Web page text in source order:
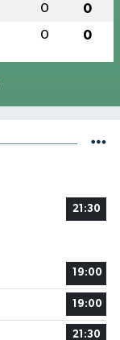
0 0
0 0
21:30
19:00
19:00
21:30